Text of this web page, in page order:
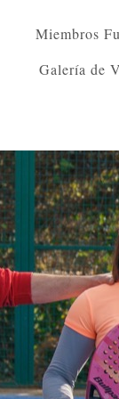
Miembros
Galería de